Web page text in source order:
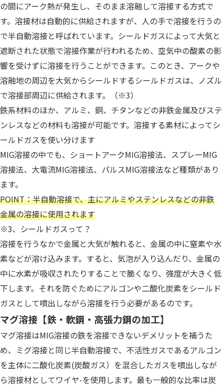
の間にアーク熱が発生し、そのまま溶融して溶接する方式で
す。溶接材は自動的に供給されますが、人の手で溶接を行うの
で半自動溶接と呼ばれています。シールドガスによって大気と
遮断された状態で溶接作業が行われるため、空気中の酸素の影
響を受けずに溶接を行うことができます。このとき、アークや
溶融地の周辺を大気からシールドするシールドガスは、ノズル
で溶接部周辺に供給されます。（※3）
鉄系材料のほか、アルミ、銅、チタンなどの非鉄金属及びステ
ンレスなどの材料も溶接が可能です。溶接する素材によってシ
ールドガスを使い分けます
MIG溶接の中でも、ショートアークMIG溶接法、スプレーMIG
溶接法、大電流MIG溶接法、パルスMIG溶接法など種類があり
ます。
POINT：半自動溶接で、主にアルミやステンレスなどの非鉄
金属の溶接に使用されます
※3、シールドガスって？
溶接を行うなかで金属と大気が触れると、金属の中に窒素や水
素などが溶け込みます。すると、気泡が入り込んだり、金属の
中に水素が吸収されたりすることで脆くなり、強度が大きく低
下します。それを防ぐためにアルゴンや二酸化炭素をシールド
ガスとして噴出しながら溶接を行う必要があるのです。
マグ溶接【鉄・軟鋼・高張力鋼の加工】
マグ溶接はMIG溶接の鉄を溶接できないデメリットを補うた
め、ミグ溶接と同じ半自動溶接で、不活性ガスであるアルゴン
を主体に二酸化炭素(炭酸ガス）を混合したガスを噴出しなが
ら溶接材としてワイヤ-を使用します。最も一般的な比率は炭